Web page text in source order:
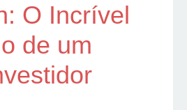
O Incrível
de um